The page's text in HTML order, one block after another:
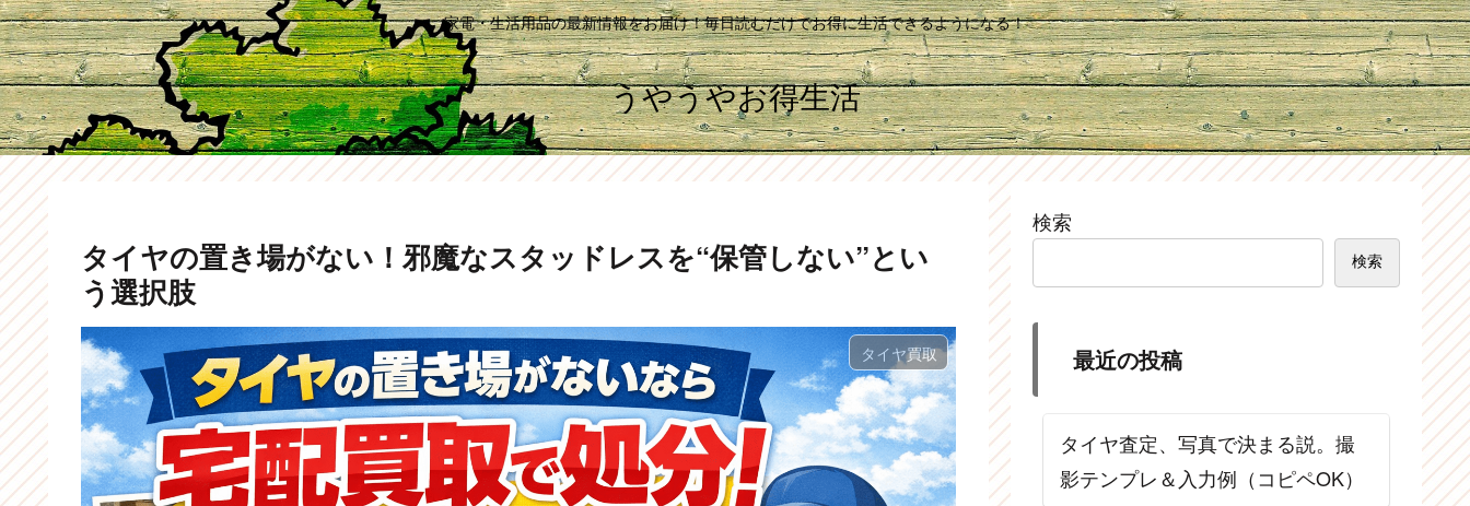
家電・生活用品の最新情報をお届け！毎日読むだけでお得に生活できるようになる！
うやうやお得生活
タイヤの置き場がない！邪魔なスタッドレスを“保管しない”とい
う選択肢
タイヤ買取
検索
検索
最近の投稿
タイヤ査定、写真で決まる説。撮
影テンプレ＆入力例（コピペOK）